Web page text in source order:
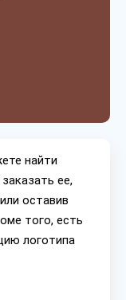
найти
ее,
оставив
того, есть
логотипа